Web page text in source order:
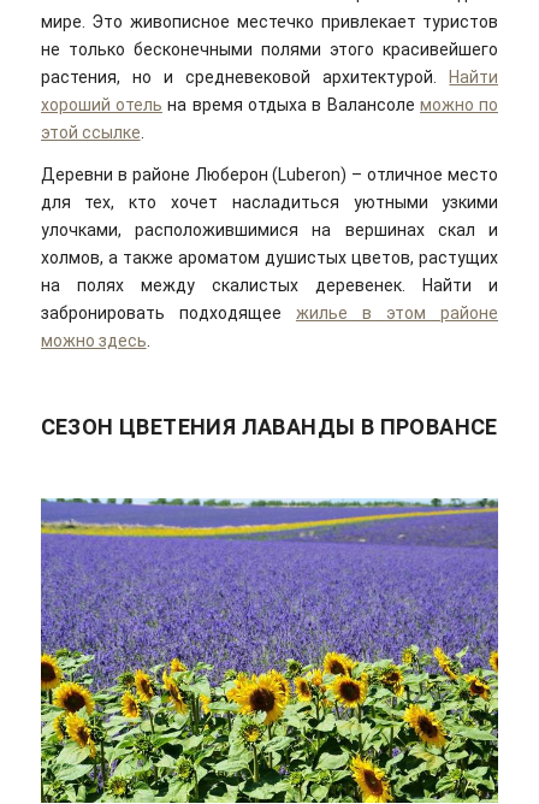
мире. Это живописное местечко привлекает туристов
не только бесконечными полями этого красивейшего
растения, но и средневековой архитектурой.
Найти
хороший отель на время отдыха в Валансолеможно по
этой ссылке.
Деревни в районе Люберон (Luberon) – отличное место
для тех, кто хочет насладиться уютными узкими
улочками, расположившимися на вершинах скал и
холмов, а также ароматом душистых цветов, растущих
на полях между скалистых деревенек. Найти и
забронировать подходящее жилье в этом районе
можно здесь.
СЕЗОН ЦВЕТЕНИЯ ЛАВАНДЫ В ПРОВАНСЕ